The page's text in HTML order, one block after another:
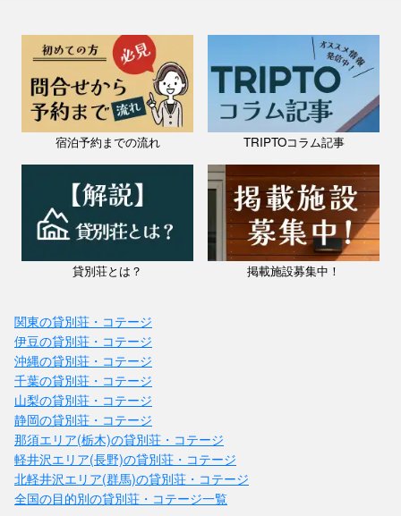
宿泊予約までの流れ TRIPTOコラム記事
貸別荘とは？ 掲載施設募集中！
関東の貸別荘・コテージ
伊豆の貸別荘・コテージ
沖縄の貸別荘・コテージ
千葉の貸別荘・コテージ
山梨の貸別荘・コテージ
静岡の貸別荘・コテージ
那須エリア(栃木)の貸別荘・コテージ
軽井沢エリア(長野)の貸別荘・コテージ
北軽井沢エリア(群馬)の貸別荘・コテージ
全国の目的別の貸別荘・コテージ一覧